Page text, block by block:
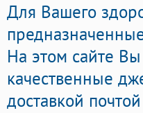
Для Вашего
На этом сайте
качественные
доставкой